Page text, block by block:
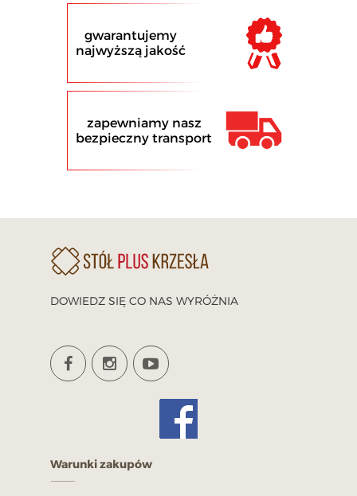
gwarantujemy
najwyższą jakość
zapewniamy nasz
bezpieczny transport
DOWIEDZ SIĘ CO NAS WYRÓŻNIA
Warunki zakupów